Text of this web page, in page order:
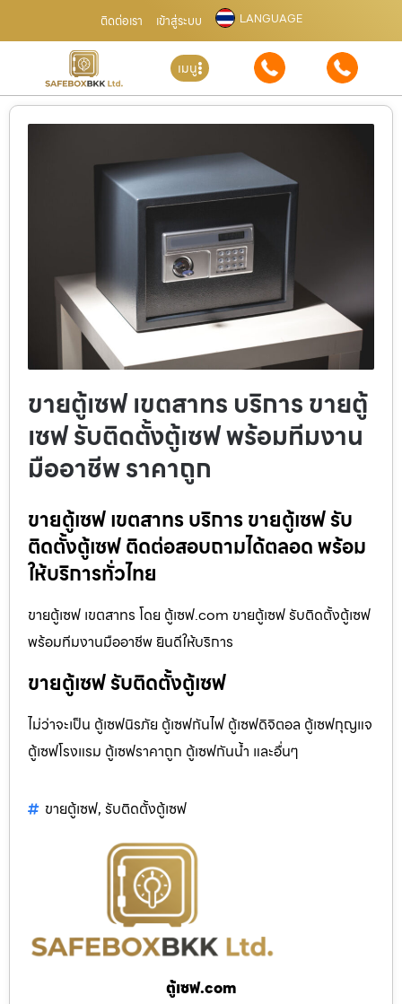
ติดต่อเรา เข้าสู่ระบบ LANGUAGE
เมนู
ขายตู้เซฟ เขตสาทร บริการ ขายตู้
เซฟ รับติดตั้งตู้เซฟ พร้อมทีมงาน
มืออาชีพ ราคาถูก
ขายตู้เซฟ เขตสาทร บริการ ขายตู้เซฟ รับ
ติดตั้งตู้เซฟ ติดต่อสอบถามได้ตลอด พร้อม
ให้บริการทั่วไทย
ขายตู้เซฟ เขตสาทร โดย ตู้เซฟ.com ขายตู้เซฟ รับติดตั้งตู้เซฟ
พร้อมทีมงานมืออาชีพ ยินดีให้บริการ
ขายตู้เซฟ รับติดตั้งตู้เซฟ
ไม่ว่าจะเป็น ตู้เซฟนิรภัย ตู้เซฟกันไฟ ตู้เซฟดิจิตอล ตู้เซฟกุญแจ
ตู้เซฟโรงแรม ตู้เซฟราคาถูก ตู้เซฟกันน้ำ และอื่นๆ
ขายตู้เซฟ, รับติดตั้งตู้เซฟ
ตู้เซฟ.com